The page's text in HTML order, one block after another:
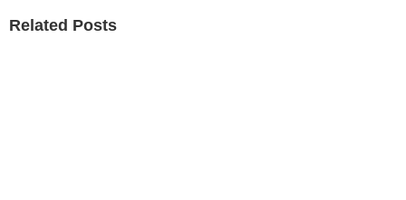
Related Posts